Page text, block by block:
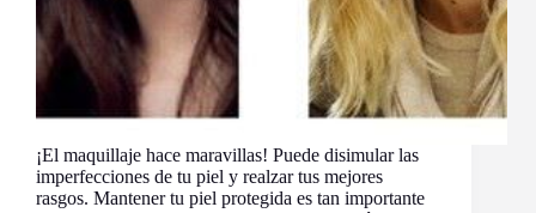
¡El maquillaje hace maravillas! Puede disimular las
imperfecciones de tu piel y realzar tus mejores
rasgos. Mantener tu piel protegida es tan importante